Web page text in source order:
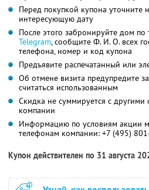
Перед покупкой купона уточните
интересующую дату
После этого забронируйте дом по
Telegram, сообщите Ф. И. О. всех
телефона, номер и код купона
Предъявите распечатанный или
Об отмене визита предупредите
считаться использованным
Скидка не суммируется с
компании
Информацию по условиям акции
телефонам компании: +7 (495)
Купон действителен по 31 августа